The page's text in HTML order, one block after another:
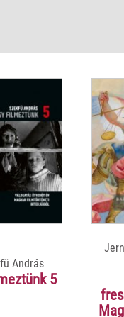
András
5